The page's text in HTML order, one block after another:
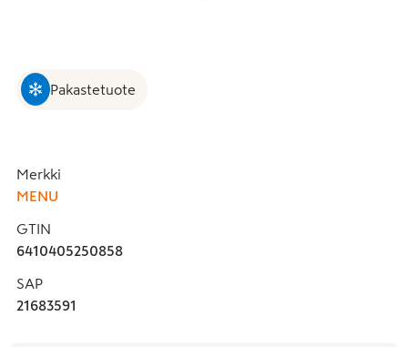
Pakastetuote
Merkki
MENU
GTIN
6410405250858
SAP
21683591